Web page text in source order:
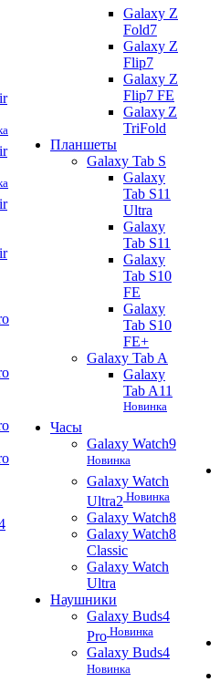
Galaxy Z
Fold7
Galaxy Z
Flip7
Galaxy Z
Flip7 FE
Galaxy Z
TriFold
Планшеты
Galaxy Tab S
Galaxy
Tab S11
Ultra
Galaxy
Tab S11
Galaxy
Tab S10
FE
Galaxy
Tab S10
FE+
Galaxy Tab A
Galaxy
Tab A11
Новинка
Часы
Galaxy Watch9
Новинка
Galaxy Watch
Ultra2 Новинка
Galaxy Watch8
Galaxy Watch8
Classic
Galaxy Watch
Ultra
Наушники
Galaxy Buds4
Pro Новинка
Galaxy Buds4
Новинка